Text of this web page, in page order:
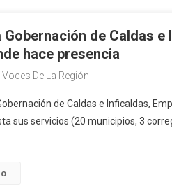
Gobernación de Caldas
hace presencia
Voces De La Región
de Caldas e Inficaldas,
sus servicios (20 municipios, 3